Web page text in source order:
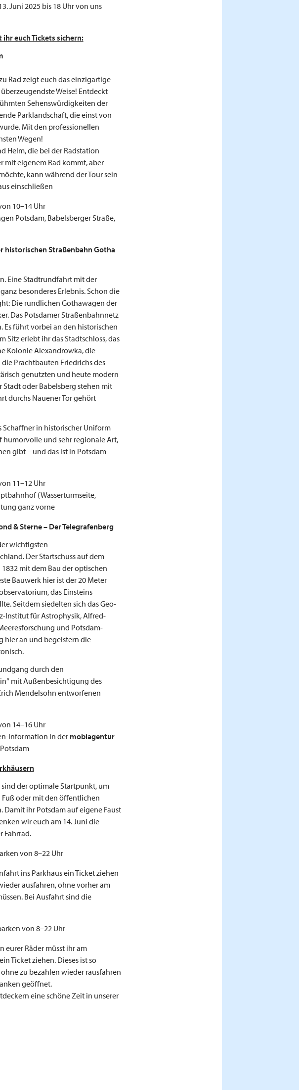
Juni 2025 bis 18 Uhr von uns
euch Tickets sichern:
Rad zeigt euch das einzigartige
Weise! Entdeckt
Sehenswürdigkeiten der
Parklandschaft, die einst von
Mit den professionellen
Wegen!
Helm, die bei der Radstation
mit eigenem Rad kommt, aber
kann während der Tour sein
einschließen
10–14 Uhr
Potsdam, Babelsberger Straße,
Straßenbahn Gotha
Eine Stadtrundfahrt mit der
besonderes Erlebnis. Schon die
Die rundlichen Gothawagen der
Das Potsdamer Straßenbahnnetz
führt vorbei an den historischen
Sitz erlebt ihr das Stadtschloss, das
Kolonie Alexandrowka, die
Prachtbauten Friedrichs des
genutzten und heute modern
oder Babelsberg stehen mit
durchs Nauener Tor gehört
in historischer Uniform
und sehr regionale Art,
gibt – und das ist in Potsdam
11–12 Uhr
(Wasserturmseite,
ganz vorne
& Sterne – Der Telegrafenberg
wichtigsten
Der Startschuss auf dem
mit dem Bau der optischen
Bauwerk hier ist der 20 Meter
das Einsteins
Seitdem siedelten sich das Geo-
Institut für Astrophysik, Alfred-
und Potsdam-
hier an und begeistern die
durch den
mit Außenbesichtigung des
Mendelsohn entworfenen
14–16 Uhr
Information in der mobiagentur
der optimale Startpunkt, um
Fuß oder mit den öffentlichen
ihr Potsdam auf eigene Faust
wir euch am 14. Juni die
Fahrrad.
von 8–22 Uhr
ins Parkhaus ein Ticket ziehen
ausfahren, ohne vorher am
Bei Ausfahrt sind die
von 8–22 Uhr
eurer Räder müsst ihr am
Ticket ziehen. Dieses ist so
zu bezahlen wieder rausfahren
geöffnet.
eine schöne Zeit in unserer